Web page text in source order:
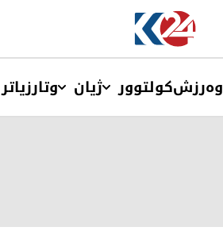
وەرزشکولتوور ژیان وتارزیاتر